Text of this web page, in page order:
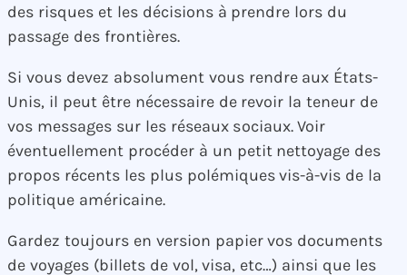
des risques et les décisions à prendre lors du
passage des frontières.
Si vous devez absolument vous rendre aux États-
Unis, il peut être nécessaire de revoir la teneur de
vos messages sur les réseaux sociaux. Voir
éventuellement procéder à un petit nettoyage des
propos récents les plus polémiques vis-à-vis de la
politique américaine.
Gardez toujours en version papier vos documents
de voyages (billets de vol, visa, etc…) ainsi que les